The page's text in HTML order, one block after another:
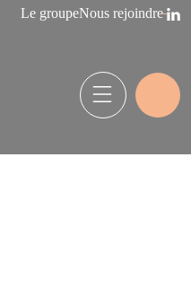
Le groupeNous rejoindre